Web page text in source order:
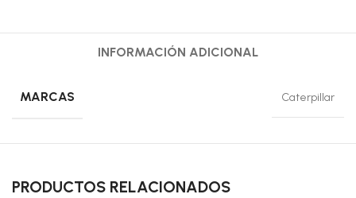
INFORMACIÓN ADICIONAL
MARCAS Caterpillar
PRODUCTOS RELACIONADOS